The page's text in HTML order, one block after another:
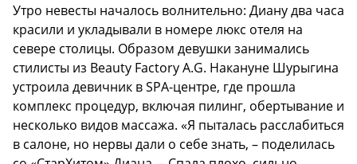
Утро невесты началось волнительно: Диану два часа
красили и укладывали в номере люкс отеля на
севере столицы. Образом девушки занимались
стилисты из Beauty Factory A.G. Накануне Шурыгина
устроила девичник в SPA-центре, где прошла
комплекс процедур, включая пилинг, обертывание и
несколько видов массажа. «Я пыталась расслабиться
в салоне, но нервы дали о себе знать, – поделилась